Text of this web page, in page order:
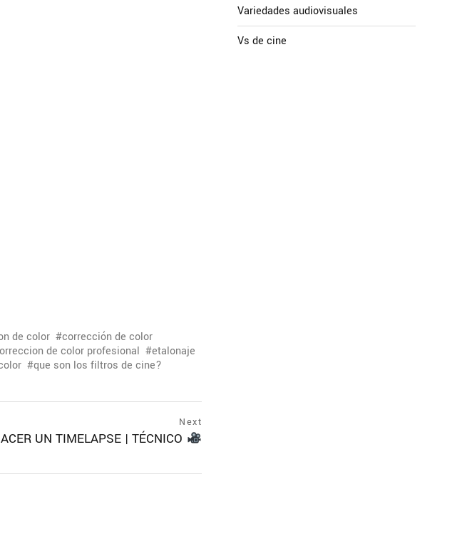
de color
corrección de color
de color profesional
etalonaje
que son los filtros de cine?
Next
UN TIMELAPSE | TÉCNICO
page
Variedades audiovisuales
Vs de cine